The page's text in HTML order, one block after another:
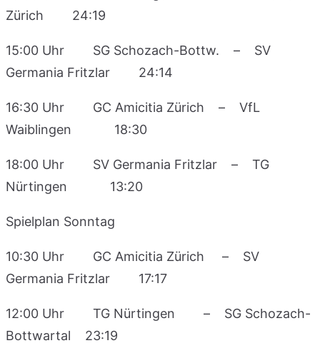
Zürich 24:19
15:00 Uhr SG Schozach-Bottw. – SV
Germania Fritzlar 24:14
16:30 Uhr GC Amicitia Zürich – VfL
Waiblingen 18:30
18:00 Uhr SV Germania Fritzlar – TG
Nürtingen 13:20
Spielplan Sonntag
10:30 Uhr GC Amicitia Zürich – SV
Germania Fritzlar 17:17
12:00 Uhr TG Nürtingen – SG Schozach-
Bottwartal 23:19